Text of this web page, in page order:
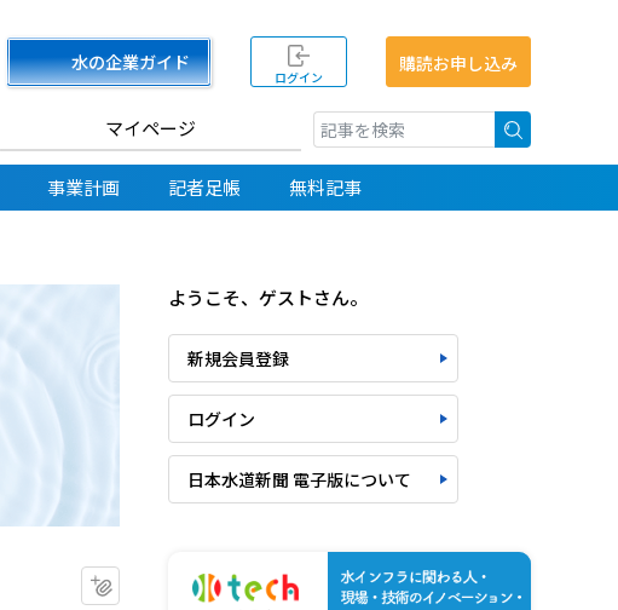
水の企業ガイド
ログイン
購読お申し込み
マイページ
事業計画 記者足帳 無料記事
マイクリップに追加
ようこそ、ゲストさん。
新規会員登録
ログイン
日本水道新聞 電子版について